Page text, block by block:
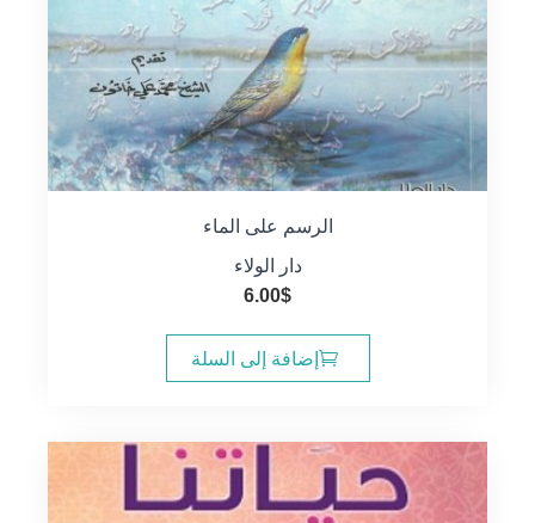
الرسم على الماء
دار الولاء
6.00$
إضافة إلى السلة